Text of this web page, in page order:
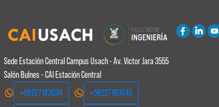
Sede Estación Central Campus Usach - Av. Victor Jara 3555
Salón Bulnes - CAI Estación Central
+56227183034
+56227183045